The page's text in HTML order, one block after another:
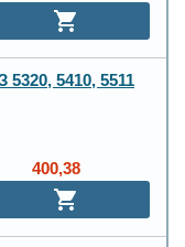
5410, 5511
400,38